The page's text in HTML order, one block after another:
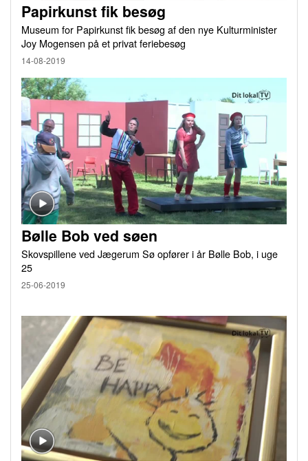
Papirkunst fik besøg
Museum for Papirkunst fik besøg af den nye Kulturminister
Joy Mogensen på et privat feriebesøg
14-08-2019
Bølle Bob ved søen
Skovspillene ved Jægerum Sø opfører i år Bølle Bob, i uge
25
25-06-2019